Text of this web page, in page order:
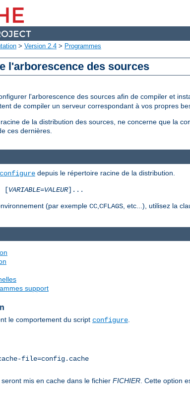
> Version 2.4 > Programmes
l'arborescence des sources
l'arborescence des sources afin de compiler et
de compiler un serveur correspondant à vos propres
de la distribution des sources, ne concerne que la
ces dernières.
configure depuis le répertoire racine de la distribution.
[VARIABLE=VALEUR]...
(par exemple CC CFLAGS , etc...), utilisez la
support
le comportement du script configure.
file=config.cache
mis en cache dans le fichier FICHIER. Cette option